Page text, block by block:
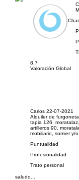
8,7
Valoración Global
Carlos 22-07-2021
Alquiler de
tapia 126.
artilleros 90.
mobiliario, somier y/
Puntualidad
Profesionalidad
Trato personal
saludo...